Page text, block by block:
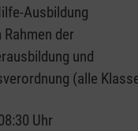
Ausbildung
der
und
(alle
Uhr